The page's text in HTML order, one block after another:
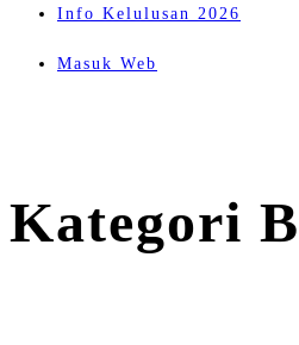
Info Kelulusan 2026
Masuk Web
Kategori